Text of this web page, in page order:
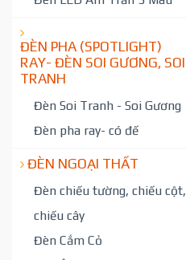
ĐÈN PHA (SPOTLIGHT)
RAY- ĐÈN SOI GƯƠNG, SOI
TRANH
Đèn Soi Tranh - Soi Gương
Đèn pha ray- có đế
ĐÈN NGOẠI THẤT
Đèn chiếu tường, chiếu cột,
chiếu cây
Đèn Cắm Cỏ